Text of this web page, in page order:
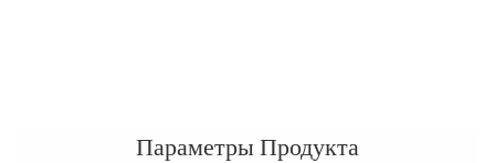
Параметры Продукта